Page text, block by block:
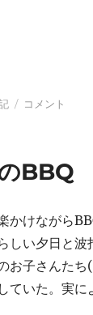
2026
コメント
BBQ
かけながら
しい夕日と波
お子さんた
ていた。実に